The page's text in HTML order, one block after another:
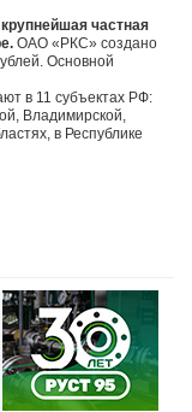
частная
ОАО «РКС» создано
Основной
в 11 субъектах РФ:
Владимирской,
в Республике